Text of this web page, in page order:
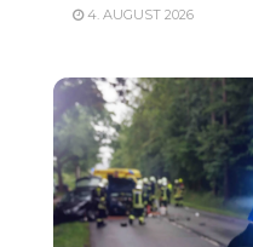
4. AUGUST 2026